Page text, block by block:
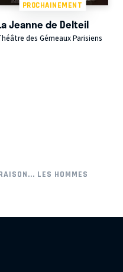
PROCHAINEMENT
Jeanne de Delteil
des Gémeaux Parisiens
LES HOMMES